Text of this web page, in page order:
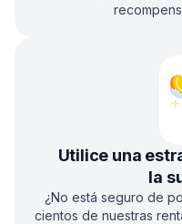
Utilice una
la
¿No está seguro de
cientos de nuestras